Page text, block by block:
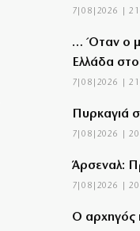
7|08|2026 |
… Όταν ο
Ελλάδα
7|08|2026 |
Πυρκαγιά
7|08|2026 |
Άρσεναλ:
7|08|2026 |
Ο αρχηγός